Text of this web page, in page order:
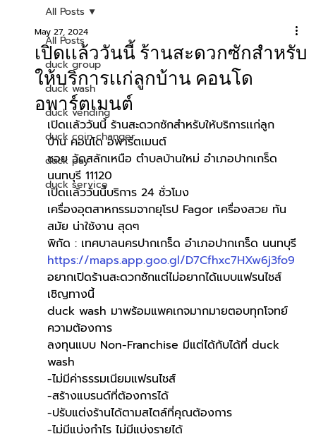
All Posts
duck group
duck wash
duck vending
duck coin changer
duck pay
duck service
All Posts
เปิดเเล้ววันนี้ ร้านสะดวกซักสำหรับ
ให้บริการเเก่ลูกบ้าน คอนโด
อพาร์ตเมนต์
May 27, 2024
เปิดเเล้ววันนี้ ร้านสะดวกซักสำหรับให้บริการเเก่ลูก
บ้าน คอนโด อพาร์ตเมนต์
ซอย วัดสลักเหนือ ตำบลบ้านใหม่ อำเภอปากเกร็ด
นนทบุรี 11120
เปิดเเล้ววันนี้บริการ 24 ชั่วโมง
เครื่องอุตสาหกรรมจากยุโรป Fagor เครื่องสวย ทัน
สมัย น่าใช้งาน สุดๆ
พิกัด : เทศบาลนครปากเกร็ด อำเภอปากเกร็ด นนทบุรี
https://maps.app.goo.gl/D7Cfhxc7HXw6j3fo9
อยากเปิดร้านสะดวกซักแต่ไม่อยากได้แบบแฟรนไชส์
เชิญทางนี้
duck wash มาพร้อมแพคเกจมากมายตอบทุกโจทย์
ความต้องการ
ลงทุนแบบ Non-Franchise มีแต่ได้กับได้ที่ duck
wash
-ไม่มีค่าธรรมเนียมแฟรนไชส์
-สร้างแบรนด์ที่ต้องการได้
-ปรับแต่งร้านได้ตามสไตล์ที่คุณต้องการ
-ไม่มีแบ่งกำไร ไม่มีแบ่งรายได้